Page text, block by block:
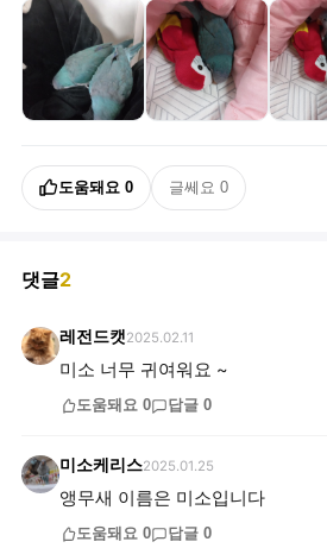
도움돼요 0 글쎄요 0
댓글2
레전드캣2025.02.11
미소 너무 귀여워요 ~
도움돼요 0 답글 0
미소케리스2025.01.25
앵무새 이름은 미소입니다
도움돼요 0 답글 0